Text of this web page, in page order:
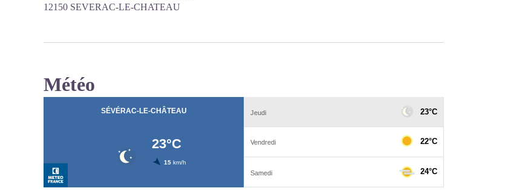
12150 SEVERAC-LE-CHATEAU
Météo